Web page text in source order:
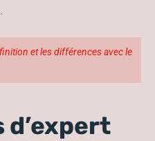
et les différences avec le
d’expert